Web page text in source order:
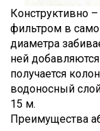
Конструктивно
фильтром в
диаметра
ней
получается
водоносный
15 м.
Преимущества